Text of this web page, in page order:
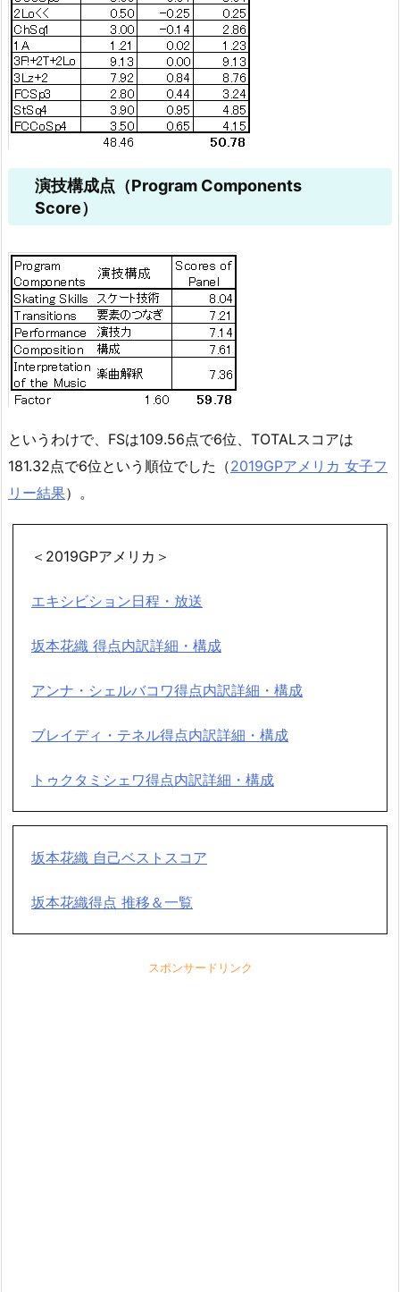
演技構成点（Program Components
Score）
というわけで、FSは109.56点で6位、TOTALスコアは
181.32点で6位という順位でした（2019GPアメリカ 女子フ
リー結果）。
＜2019GPアメリカ＞
エキシビション日程・放送
坂本花織 得点内訳詳細・構成
アンナ・シェルバコワ得点内訳詳細・構成
ブレイディ・テネル得点内訳詳細・構成
トゥクタミシェワ得点内訳詳細・構成
坂本花織 自己ベストスコア
坂本花織得点 推移＆一覧
スポンサードリンク